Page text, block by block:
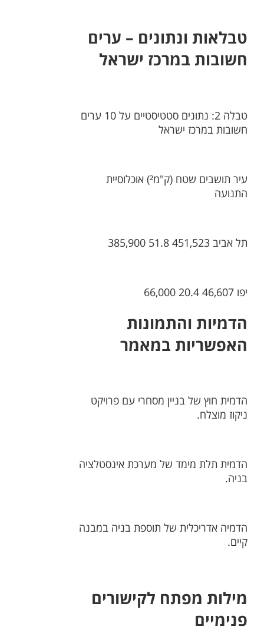
טבלאות ונתונים – ערים
חשובות במרכז ישראל
טבלה 2: נתונים סטטיסטיים על 10 ערים
חשובות במרכז ישראל
עיר תושבים שטח (ק"מ²) אוכלוסיית
התנועה
תל אביב 451,523 51.8 385,900
יפו 46,607 20.4 66,000
הדמיות והתמונות
האפשריות במאמר
הדמית חוץ של בניין מסחרי עם פרויקט
ניקוז מוצלח.
הדמית תלת מימד של מערכת אינסטלציה
בניה.
הדמיה אדריכלית של תוספת בניה במבנה
קיים.
מילות מפתח לקישורים
פנימיים